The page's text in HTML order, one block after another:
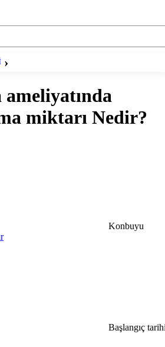
miktarı Nedir?
Konbuyu
Başlangıç